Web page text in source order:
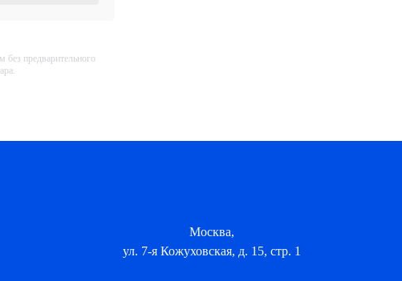
без предварительного
Москва,
ул. 7-я Кожуховская, д. 15, стр. 1